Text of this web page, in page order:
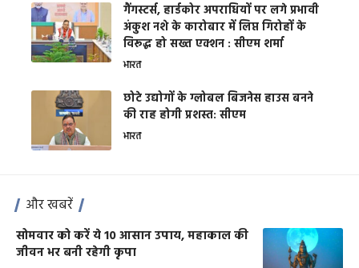
गैंगस्टर्स, हार्डकोर अपराधियों पर लगे प्रभावी
अंकुश नशे के कारोबार में लिप्त गिरोहों के
विरूद्ध हो सख्त एक्शन : सीएम शर्मा
भारत
छोटे उद्योगों के ग्लोबल बिजनेस हाउस बनने
की राह होगी प्रशस्त: सीएम
भारत
और खबरें
सोमवार को करें ये 10 आसान उपाय, महाकाल की
जीवन भर बनी रहेगी कृपा